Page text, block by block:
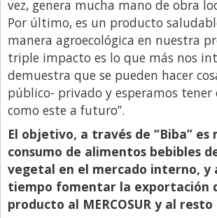
vez, genera mucha mano de obra
Por último, es un producto
manera agroecológica en nuestra
triple impacto es lo que más nos
demuestra que se pueden hacer
público- privado y esperamos tener
como este a futuro”.
El objetivo, a través de “Biba”
consumo de alimentos bebibles
vegetal en el mercado interno, y
tiempo fomentar la exportación
producto al MERCOSUR y al